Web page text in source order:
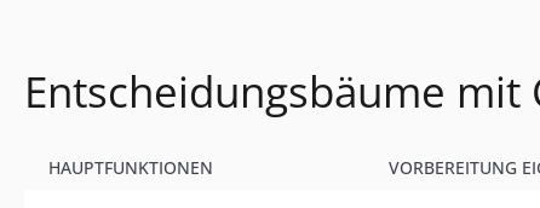
Entscheidungsbäume mit
HAUPTFUNKTIONEN VORBEREITUNG